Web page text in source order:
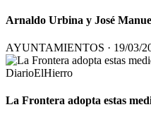
Arnaldo Urbina y José
AYUNTAMIENTOS · 19/03/
DiarioElHierro
La Frontera adopta estas